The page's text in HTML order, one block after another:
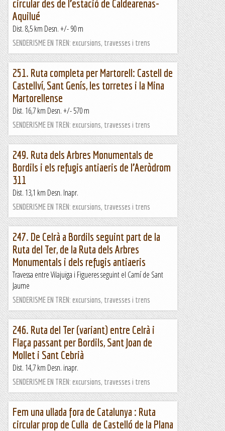
circular des de l’estació de Caldearenas-
Aquilué
Dist. 8,5 km Desn. +/- 90 m
SENDERISME EN TREN: excursions, travesses i trens
251. Ruta completa per Martorell: Castell de
Castellví, Sant Genís, les torretes i la Mina
Martorellense
Dist. 16,7 km Desn. +/- 570 m
SENDERISME EN TREN: excursions, travesses i trens
249. Ruta dels Arbres Monumentals de
Bordils i els refugis antiaeris de l’Aeròdrom
311
Dist. 13,1 km Desn. Inapr.
SENDERISME EN TREN: excursions, travesses i trens
247. De Celrà a Bordils seguint part de la
Ruta del Ter, de la Ruta dels Arbres
Monumentals i dels refugis antiaeris
Travessa entre Vilajuïga i Figueres seguint el Camí de Sant
Jaume
SENDERISME EN TREN: excursions, travesses i trens
246. Ruta del Ter (variant) entre Celrà i
Flaça passant per Bordils, Sant Joan de
Mollet i Sant Cebrià
Dist. 14,7 km Desn. inapr.
SENDERISME EN TREN: excursions, travesses i trens
Fem una ullada fora de Catalunya : Ruta
circular prop de Culla de Castelló de la Plana